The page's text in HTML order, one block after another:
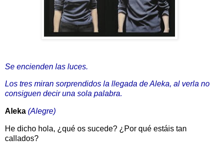
Se encienden las luces.
Los tres miran sorprendidos la llegada de Aleka, al verla no
consiguen decir una sola palabra.
Aleka (Alegre)
He dicho hola, ¿qué os sucede? ¿Por qué estáis tan
callados?